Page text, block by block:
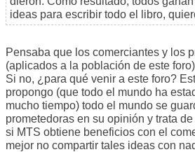
ideas para escribir todo el libro,
Pensaba que los comerciantes y los
(aplicados a la población de este
Si no, ¿para qué venir a este foro?
propongo (que todo el mundo ha
mucho tiempo) todo el mundo se
prometedoras en su opinión y trata
si MTS obtiene beneficios con el
mejor no compartir tales ideas con